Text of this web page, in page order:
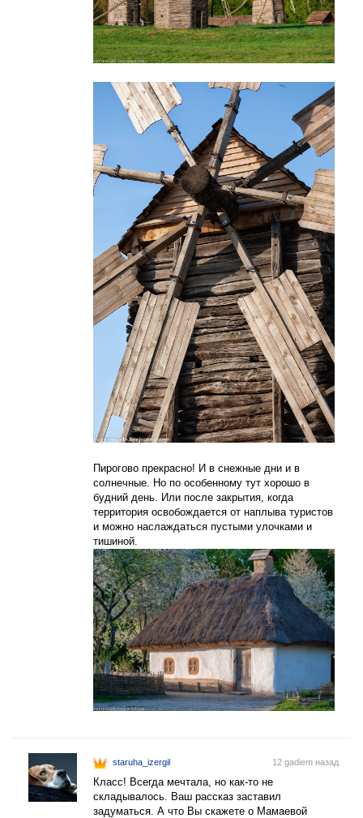
Пирогово прекрасно! И в снежные дни и в
солнечные. Но по особенному тут хорошо в
будний день. Или после закрытия, когда
территория освобождается от наплыва туристов
и можно наслаждаться пустыми улочками и
тишиной.
staruha_izergil 12 gadiem назад
Класс! Всегда мечтала, но как-то не
складывалось. Ваш рассказ заставил
задуматься. А что Вы скажете о Мамаевой